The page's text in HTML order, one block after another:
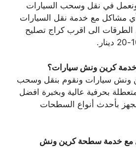
ونعمل في نقل وسحب السيارات
أي مشاكل مع خدمة نقل السيارات
الطرقات الى اقرب كراج تصليح
كرين ونش سيارات؟
ونش سيارات ونقوم بنقل وسحب
بحرفية عالية وبخبرة افضل
بأحدث أنواع السطحات
مع خدمة سطحة كرين ونش